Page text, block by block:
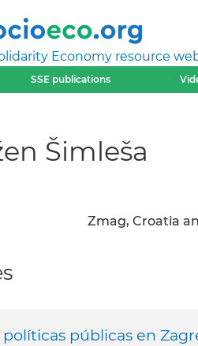
Economy resource
SSE publications
Šimleša
Zmag, Croatia
políticas públicas en